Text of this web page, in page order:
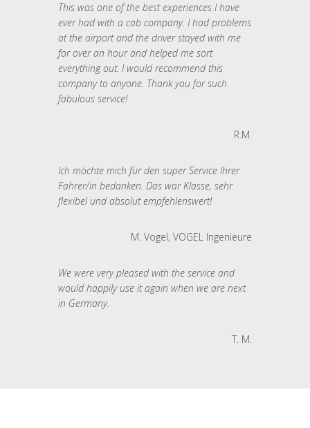
This was one of the best experiences I have
ever had with a cab company. I had problems
at the airport and the driver stayed with me
for over an hour and helped me sort
everything out. I would recommend this
company to anyone. Thank you for such
fabulous service!
R.M.
Ich möchte mich für den super Service Ihrer
Fahrer/in bedanken. Das war Klasse, sehr
flexibel und absolut empfehlenswert!
M. Vogel, VOGEL Ingenieure
We were very pleased with the service and
would happily use it again when we are next
in Germany.
T. M.